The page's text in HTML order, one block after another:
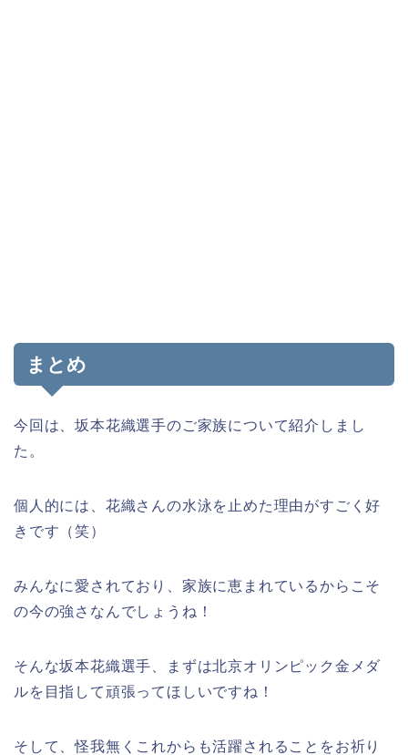
まとめ
今回は、坂本花織選手のご家族について紹介しまし
た。
個人的には、花織さんの水泳を止めた理由がすごく好
きです（笑）
みんなに愛されており、家族に恵まれているからこそ
の今の強さなんでしょうね！
そんな坂本花織選手、まずは北京オリンピック金メダ
ルを目指して頑張ってほしいですね！
そして、怪我無くこれからも活躍されることをお祈り